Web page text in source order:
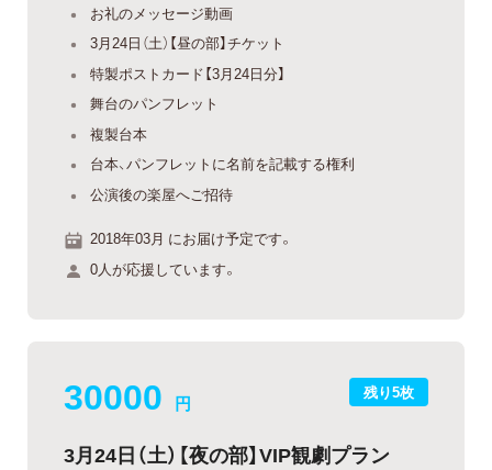
お礼のメッセージ動画
3月24日（土）【昼の部】チケット
特製ポストカード【3月24日分】
舞台のパンフレット
複製台本
台本、パンフレットに名前を記載する権利
公演後の楽屋へご招待
2018年03月 にお届け予定です。
0人が応援しています。
残り5枚
30000 円
3月24日（土）【夜の部】VIP観劇プラン